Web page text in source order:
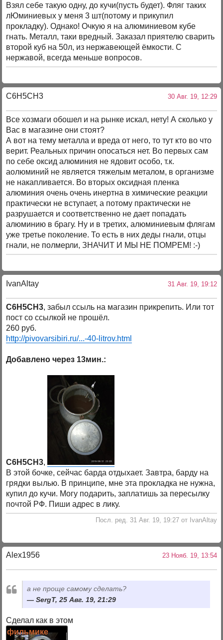
Взял себе такую одну, до кучи(пусть будет). Фляг таких
лЮминиевых у меня 3 шт(потому и прикупил
прокладку). Однако! Очкую я на алюминиевом кубе
гнать. Металл, таки вредный. Заказал приятелю сварить
второй куб на 50л, из нержавеющей ёмкости. С
нержавой, всегда меньше вопросов.
C6H5CH3 30 Авг. 19, 12:29
Все хозмаги обошел и на рынке искал, нету! А сколько у
Вас в магазине они стоят?
А вот на тему металла и вреда от него, то тут кто во что
верит. Реальных причин опосаться нет. Во первых сам
по себе оксид алюминия не ядовит особо, т.к.
аолюминий не является тяжелым металом, в организме
не накапливается. Во вторых оксидная пленка
алюминия очень очень инертна в химические реакции
практически не вступает, а потому практически не
разрушается и соответственно не дает попадать
алюминию в брагу. Ну и в третих, алюминиевым флягам
уже третье поколение. То есть в них деды гнали, отцы
гнали, не полмерли, ЗНАЧИТ И МЫ НЕ ПОМРЕМ! :-)
IvanAltay 31 Авг. 19, 19:12
C6H5CH3, забыл ссыль на магазин прикрепить. Или тот
пост со ссылкой не прошёл.
260 руб.
http://pivovarsibiri.ru/...-40-litrov.html
Добавлено через 13мин.:
C6H5CH3,
В этой бочке, сейчас барда отдыхает. Завтра, барду на
грядки вылью. В принципе, мне эта прокладка не нужна,
купил до кучи. Могу подарить, заплатишь за пересылку
почтой РФ. Пиши адрес в лику.
Посл. ред. 31 Авг. 19, 19:27 от IvanAltay
Alex1956 23 Нояб. 19, 13:54
а не проще самому сделать?
SergT, 25 Авг. 19, 21:29
Сделал как в этом
фильмике